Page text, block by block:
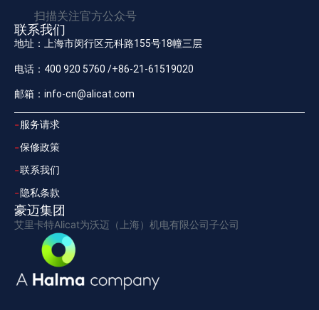
扫描关注官方公众号
联系我们
地址：上海市闵行区元科路155号18幢三层
电话：400 920 5760 /+86-21-61519020
邮箱：info-cn@alicat.com
服务请求
保修政策
联系我们
隐私条款
豪迈集团
艾里卡特Alicat为沃迈（上海）机电有限公司子公司